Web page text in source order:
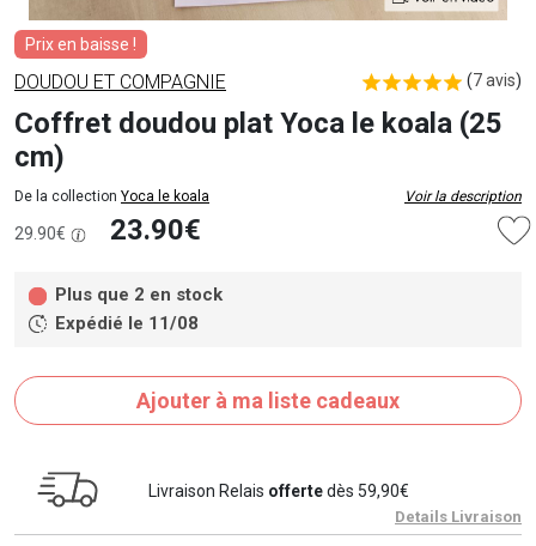
Prix en baisse !
DOUDOU ET COMPAGNIE (7 avis)
Coffret doudou plat Yoca le koala (25
cm)
De la collection Yoca le koala Voir la description
29.90€ 23.90€
Plus que 2 en stock
Expédié le 11/08
Ajouter à ma liste cadeaux
Livraison Relais offertedès 59,90€
Details Livraison